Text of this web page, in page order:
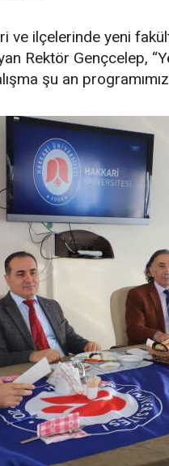
ve ilçelerinde yeni
Rektör Gençcelep,
şu an